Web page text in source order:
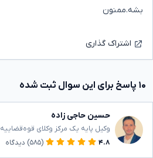
بشه.ممنون
اشتراک گذاری
۱۰ پاسخ برای این سوال ثبت شده
حسین حاجی زاده
وکیل پایه یک مرکز وکلای قوه‌قضاییه
۴.۸
(۵۸۵) دیدگاه